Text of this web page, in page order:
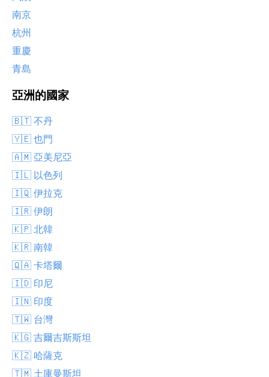
南京
杭州
重慶
青島
亞洲的國家
🇧🇹 不丹
🇾🇪 也門
🇦🇲 亞美尼亞
🇮🇱 以色列
🇮🇶 伊拉克
🇮🇷 伊朗
🇰🇵 北韓
🇰🇷 南韓
🇶🇦 卡塔爾
🇮🇩 印尼
🇮🇳 印度
🇹🇼 台灣
🇰🇬 吉爾吉斯斯坦
🇰🇿 哈薩克
🇹🇲 土庫曼斯坦